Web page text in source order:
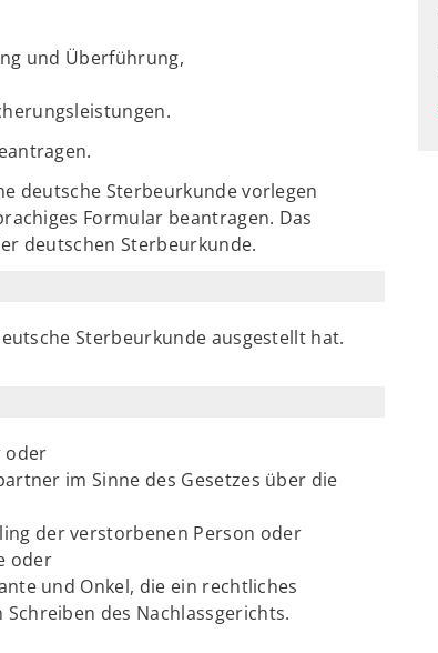
und Überführung,
deutsche Sterbeurkunde vorlegen
Formular beantragen. Das
deutschen Sterbeurkunde.
Sterbeurkunde ausgestellt hat.
oder
im Sinne des Gesetzes über die
der verstorbenen Person oder
oder
und Onkel, die ein rechtliches
des Nachlassgerichts.